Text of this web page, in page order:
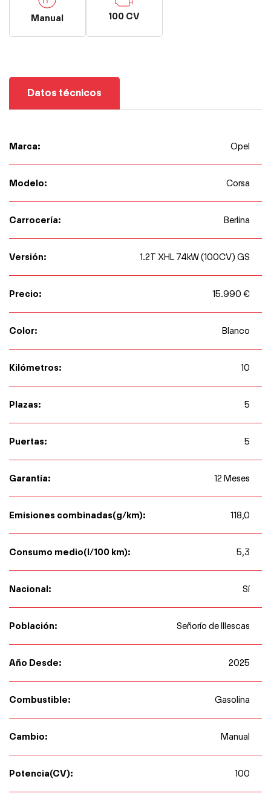
Manual 100 CV
Datos técnicos
Marca: Opel
Modelo: Corsa
Carrocería: Berlina
Versión: 1.2T XHL 74kW (100CV) GS
Precio: 15.990 €
Color: Blanco
Kilómetros: 10
Plazas: 5
Puertas: 5
Garantía: 12 Meses
Emisiones combinadas(g/km): 118,0
Consumo medio(l/100 km): 5,3
Nacional: Sí
Población: Señorío de Illescas
Año Desde: 2025
Combustible: Gasolina
Cambio: Manual
Potencia(CV): 100